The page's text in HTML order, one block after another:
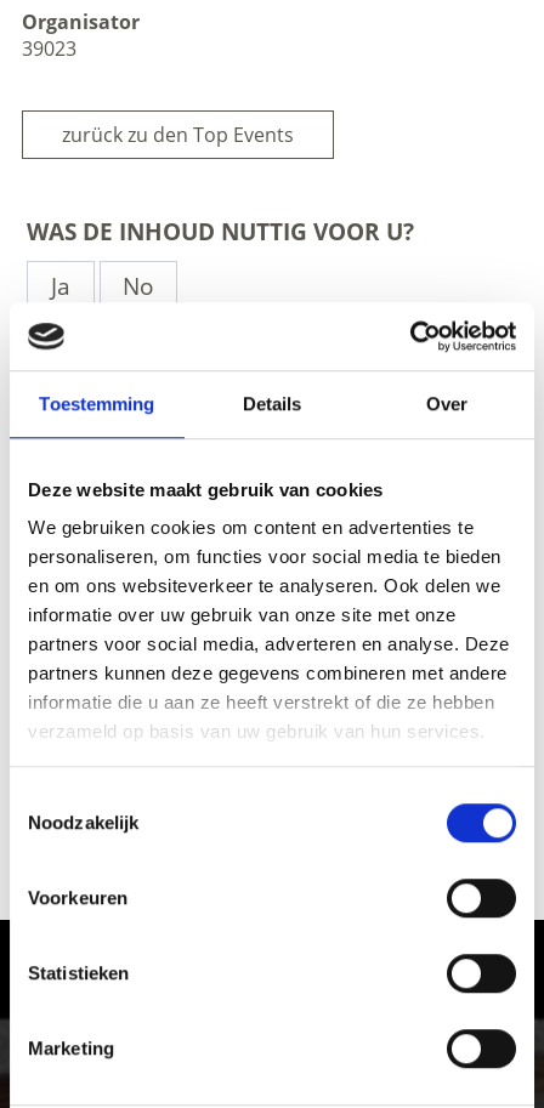
Toestemming Details Over
Deze website maakt gebruik van cookies
We gebruiken cookies om content en advertenties te
personaliseren, om functies voor social media te bieden
en om ons websiteverkeer te analyseren. Ook delen we
informatie over uw gebruik van onze site met onze
partners voor social media, adverteren en analyse. Deze
partners kunnen deze gegevens combineren met andere
informatie die u aan ze heeft verstrekt of die ze hebben
verzameld op basis van uw gebruik van hun services.
Noodzakelijk
Voorkeuren
Statistieken
Marketing
Organisator
39023
zurück zu den Top Events
WAS DE INHOUD NUTTIG VOOR U?
Ja
No
Meer interessante links
Het ervaren van genot in Vinschgau
Ervaar de rijkdom van de lokale specialiteiten in het
Vinschgau in Zuid-Tirol, het dal van fijnproevers en